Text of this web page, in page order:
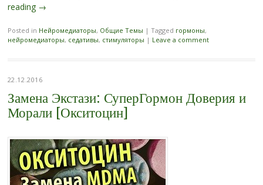
reading →
Posted in Нейромедиаторы, Общие Темы | Tagged гормоны,
нейромедиаторы, седативы, стимуляторы | Leave a comment
22.12.2016
Замена Экстази: СуперГормон Доверия и
Морали [Окситоцин]